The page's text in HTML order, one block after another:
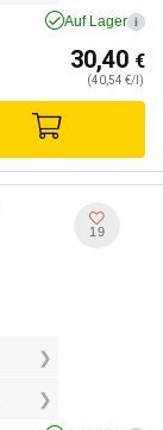
Auf Lager i
30,40 €
(40,54 €/l)
19